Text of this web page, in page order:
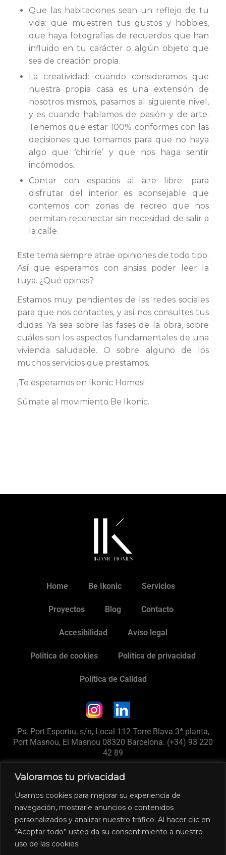
Valoramos tu privacidad
Usamos cookies para mejorar su experiencia de
navegación, mostrarle anuncios o contenidos
personalizados y analizar nuestro tráfico. Al hacer clic en
“Aceptar todo” usted da su consentimiento a nuestro
uso de las cookies.
Que las habitaciones sean un reflejo de tu
vida: que muestren tus gustos y hobbies,
que haya fotografías de recuerdos que han
influido en tu carácter o algún objeto que
sea de creación propia.
La creatividad: cuando consideramos que
nuestra propia casa es una extensión de
nosotros mismos, pasamos al siguiente nivel,
y es cuando hablamos de pasión y de arte.
Tenemos que estar 100% conformes con las
decisiones que tomamos para que no haya
algo que ‘chirríe’ y que nos haga sentir
incómodos.
Contar con espacios al aire libre: para
disfrutar del interior es aconsejable que
contemos con zonas de recreo que nos
permitan reconectar sin necesidad de salir a
la calle.
Este tema siempre atrae opiniones de todo tipo.
Así que esperamos con ansias poder leer la
tuya. ¿Qué opinas?
Estamos muy pendientes de las redes sociales
para que nos contactes, y así nos consultes tus
dudas. Ya sea sobre las fases de la obra, sobre
cuáles son los aspectos fundamentales de una
vivienda saludable. O sobre alguno de los
muchos servicios que prestamos.
¡Te esperamos en Ikonic Homes!
Súmate al movimiento Be Ikonic.
Home Be Ikonic Servicios
Proyectos Blog Contacto
Accesibilidad Aviso legal
Política de cookies Política de privacidad
Política de Calidad
Ps. Port Esportiu, s/n, Local 112 Torre Blava 3ª planta,
Port Masnou, El Masnou 08320 Barcelona. (+34) 93 220
42 89
® Ikonic Homes. Todos los derechos reservados.